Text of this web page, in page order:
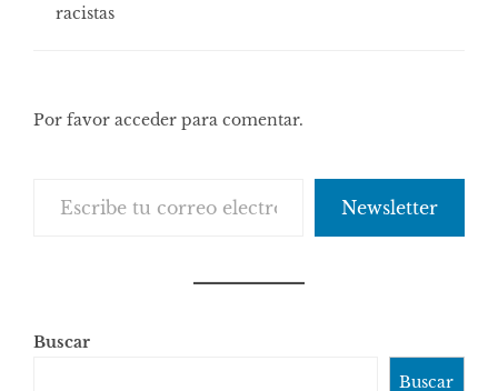
racistas
Por favor acceder para comentar.
Newsletter
Buscar
Buscar